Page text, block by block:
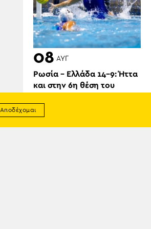
08 ΑΥΓ
Ρωσία – Ελλάδα 14-9: Ήττα
και στην 6η θέση του
Αποδέχομαι